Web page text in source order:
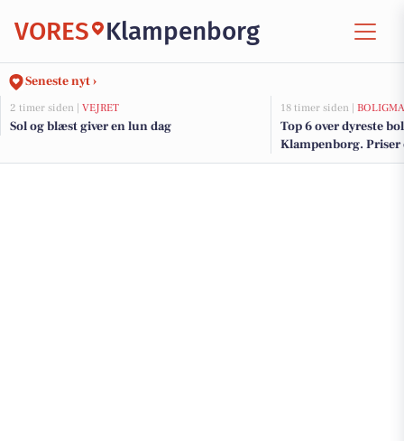
VORES Klampenborg
Seneste nyt ›
2 timer siden | VEJRET
Sol og blæst giver en lun dag
18 timer siden |
Top 6 over dyreste
Klampenborg.